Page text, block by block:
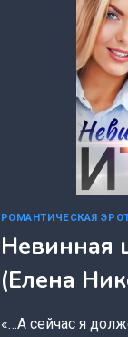
РОМАНТИЧЕСКАЯ
Невинная
(Елена
«…А сейчас я